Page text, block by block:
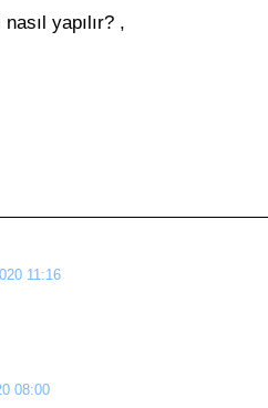
nasıl yapılır? ,
11:16
08:00